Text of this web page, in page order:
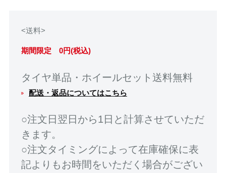
<送料>
期間限定 0円(税込)
タイヤ単品・ホイールセット送料無料
配送・返品についてはこちら
○注文日翌日から1日と計算させていただ
きます。
○注文タイミングによって在庫確保に表
記よりもお時間をいただく場合がござい